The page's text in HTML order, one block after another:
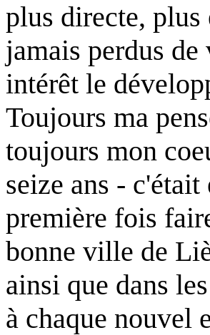
plus directe,
jamais perdus
intérêt le
Toujours ma
toujours mon
seize ans -
première fois
bonne ville de
ainsi que dans
à chaque nouvel